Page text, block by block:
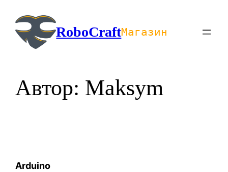
содержимомуRoboCraftМагазин
Автор: Maksym
Arduino